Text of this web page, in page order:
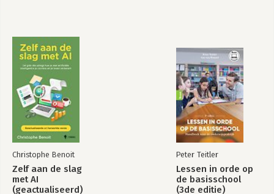
Formule X
De bijenherder -
Leidinggeven aan
zelfsturende teams,
hoe doe je dat?
Bekijk alle boeken
Christophe Benoit
Zelf aan de slag
met AI
(geactualiseerd)
Peter Teitler
Lessen in orde op
de basisschool
(3de editie)